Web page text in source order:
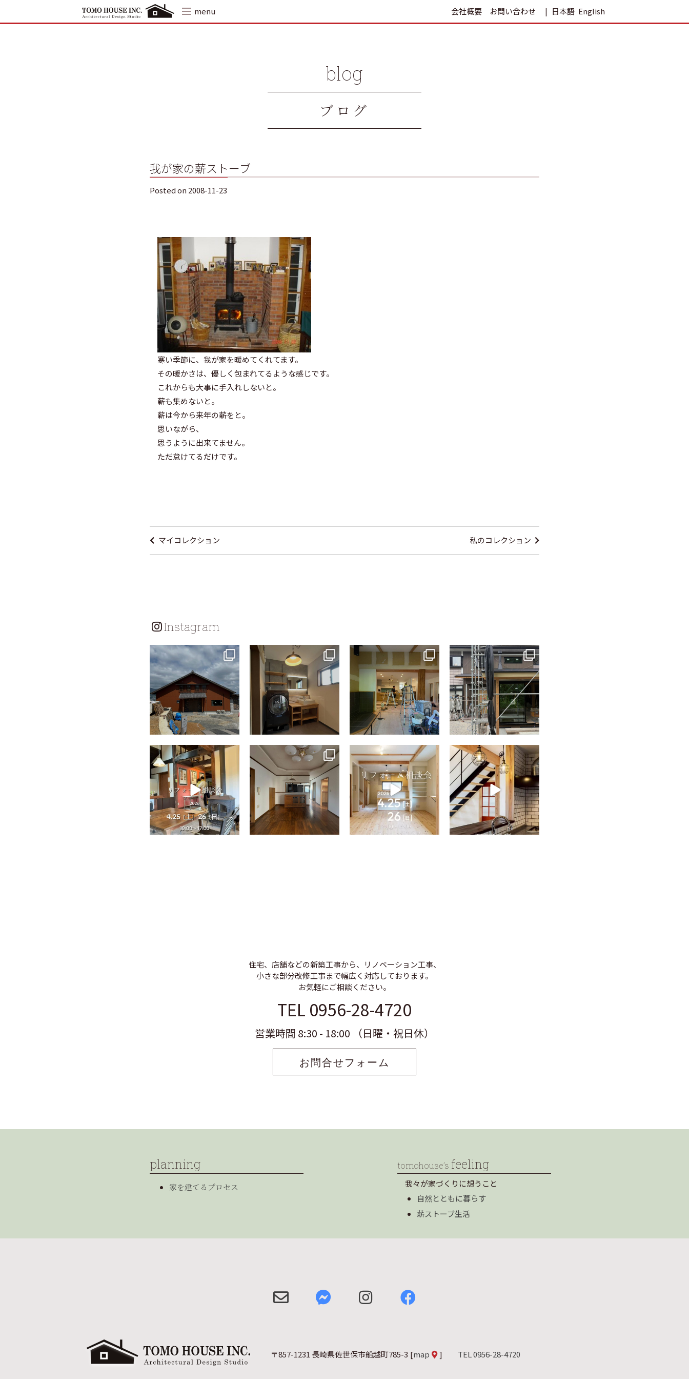
content
menu 会社概要 お問い合わせ 日本語 English
blog
ブログ
我が家の薪ストーブ
Posted on 2008-11-23
寒い季節に、我が家を暖めてくれてます。
その暖かさは、優しく包まれてるような感じです。
これからも大事に手入れしないと。
薪も集めないと。
薪は今から来年の薪をと。
思いながら、
思うように出来てません。
ただ怠けてるだけです。
マイコレクション 私のコレクション
Instagram
tomohouseinc
tomohouseinc
7月 13
tomohouseinc
tomohouseinc
6月 3
tomohouseinc
4月 25
tomohouseinc
4月 9
tomohouseinc
4月 2
tomohouseinc
2月 28
住宅、店舗などの新築工事から、リノベーション工事、
小さな部分改修工事まで幅広く対応しております。
お気軽にご相談ください。
TEL 0956-28-4720
営業時間 8:30 - 18:00 （日曜・祝日休）
お問合せフォーム
planning
家を建てるプロセス
tomohouse’s feeling
我々が家づくりに想うこと
自然とともに暮らす
薪ストーブ生活
〒857-1231 長崎県佐世保市船越町785-3 [map ] TEL 0956-28-4720